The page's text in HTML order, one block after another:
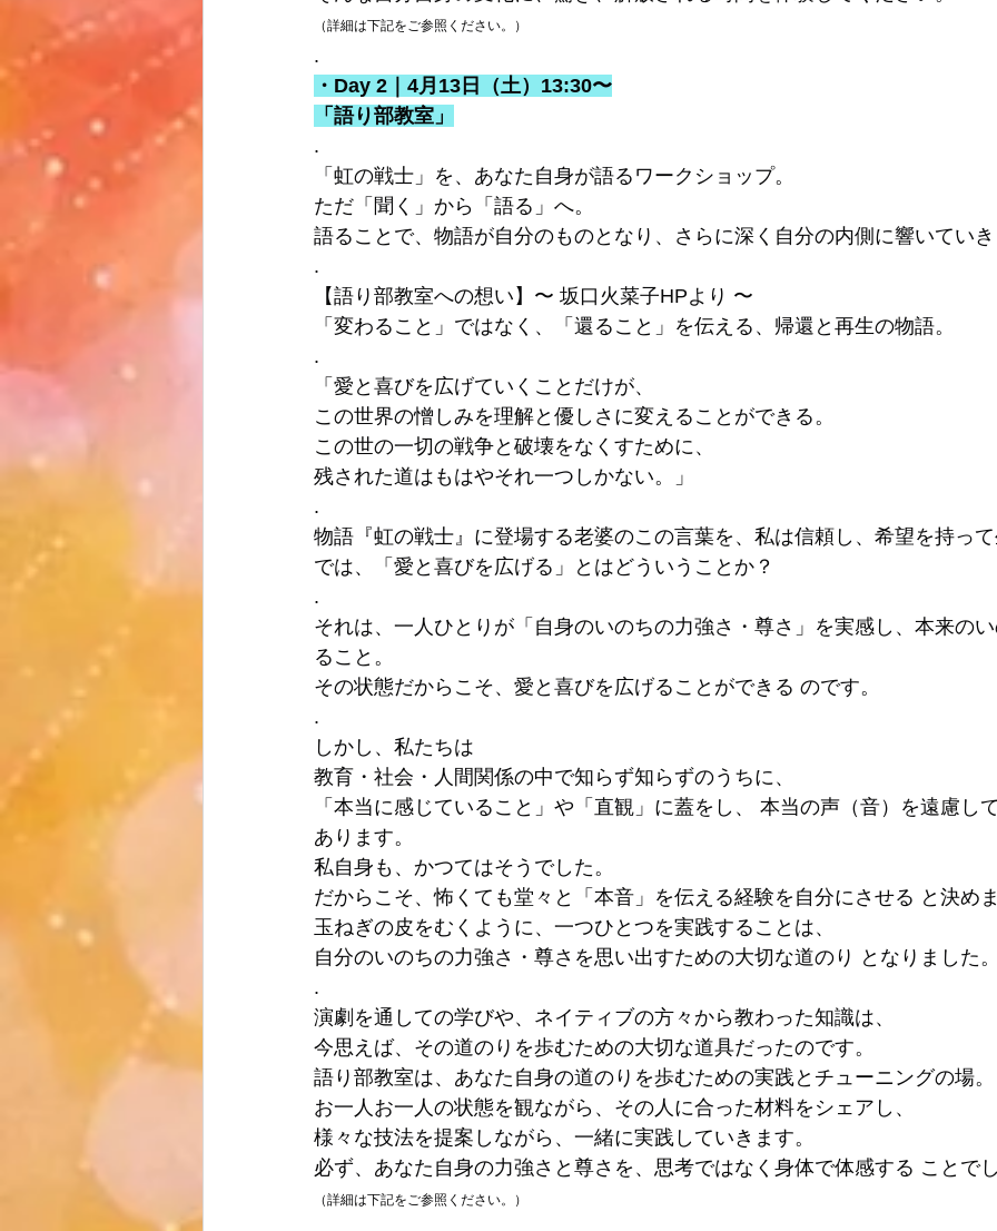
（詳細は下記をご参照ください。）
.
・Day 2｜4月13日（土）13:30〜
「語り部教室」
.
「虹の戦士」を、あなた自身が語るワークショップ。
ただ「聞く」から「語る」へ。
語ることで、物語が自分のものとなり、さらに深く自分の内側に響いてい
.
【語り部教室への想い】〜 坂口火菜子HPより 〜
「変わること」ではなく、「還ること」を伝える、帰還と再生の物語。
.
「愛と喜びを広げていくことだけが、
この世界の憎しみを理解と優しさに変えることができる。
この世の一切の戦争と破壊をなくすために、
残された道はもはやそれ一つしかない。」
.
物語『虹の戦士』に登場する老婆のこの言葉を、私は信頼し、希望を持っ
では、「愛と喜びを広げる」とはどういうことか？
.
それは、一人ひとりが「自身のいのちの力強さ・尊さ」を実感し、本来の
ること。
その状態だからこそ、愛と喜びを広げることができる のです。
.
しかし、私たちは
教育・社会・人間関係の中で知らず知らずのうちに、
「本当に感じていること」や「直観」に蓋をし、 本当の声（音）を遠慮し
あります。
私自身も、かつてはそうでした。
だからこそ、怖くても堂々と「本音」を伝える経験を自分にさせる と決め
玉ねぎの皮をむくように、一つひとつを実践することは、
自分のいのちの力強さ・尊さを思い出すための大切な道のり となりました
.
演劇を通しての学びや、ネイティブの方々から教わった知識は、
今思えば、その道のりを歩むための大切な道具だったのです。
語り部教室は、あなた自身の道のりを歩むための実践とチューニングの場。
お一人お一人の状態を観ながら、その人に合った材料をシェアし、
様々な技法を提案しながら、一緒に実践していきます。
必ず、あなた自身の力強さと尊さを、思考ではなく身体で体感する ことで
（詳細は下記をご参照ください。）